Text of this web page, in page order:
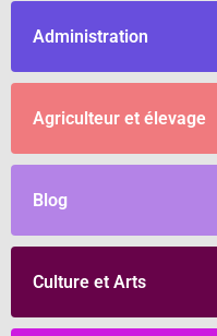
Administration
Agriculteur et élevage
Blog
Culture et Arts